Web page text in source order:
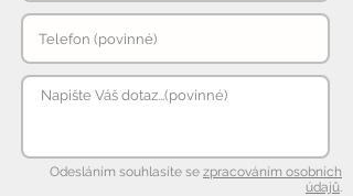
Odesláním souhlasíte se zpracováním osobních
údajů.